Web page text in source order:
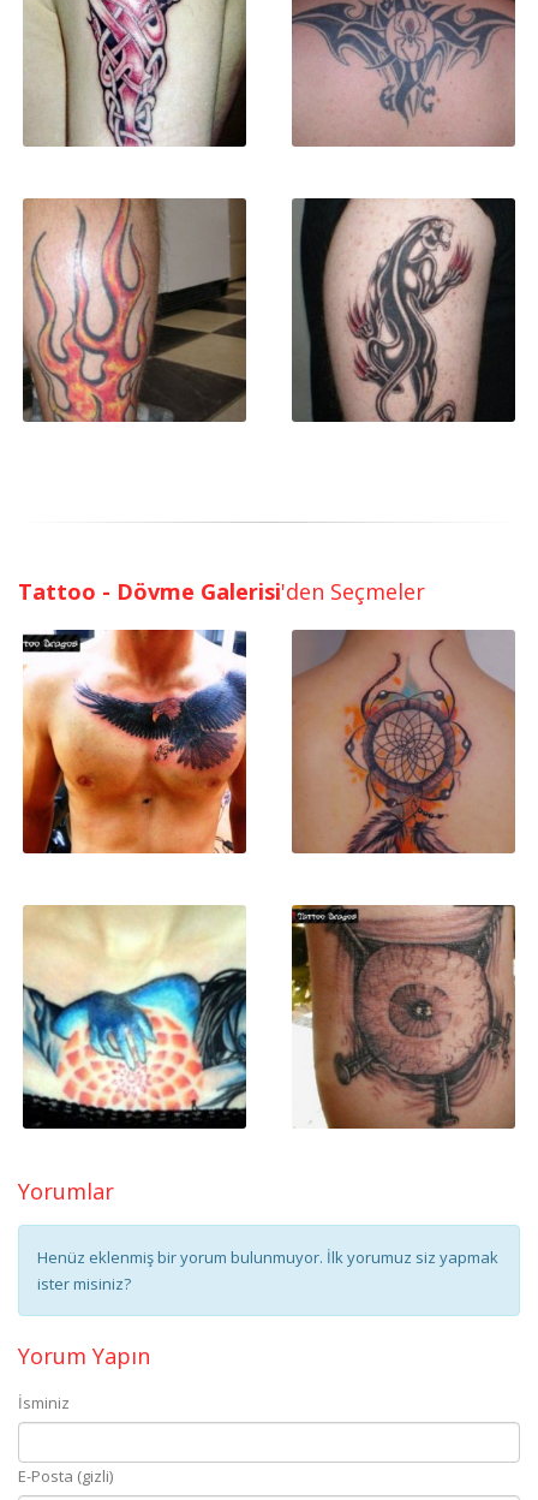
Tattoo - Dövme Galerisi'den Seçmeler
Yorumlar
Henüz eklenmiş bir yorum bulunmuyor. İlk yorumuz siz yapmak
ister misiniz?
Yorum Yapın
İsminiz
E-Posta (gizli)